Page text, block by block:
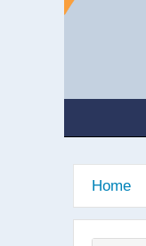
Home